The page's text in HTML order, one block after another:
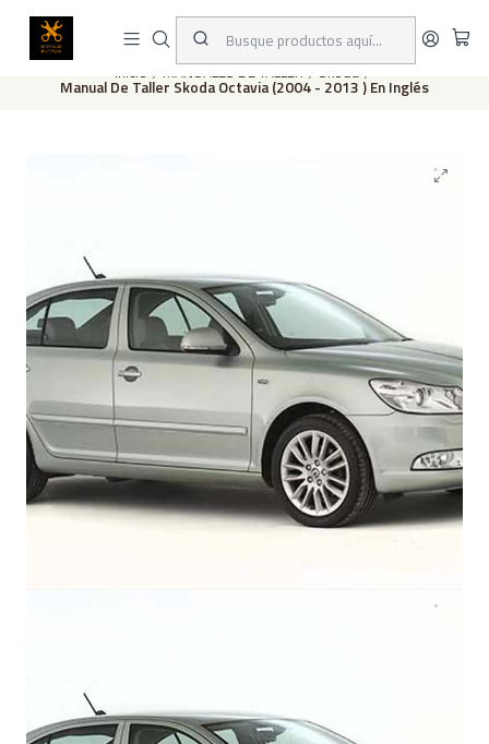
Este es el texto del slide
Inicio MANUALES DE TALLER Skoda
Manual De Taller Skoda Octavia (2004 - 2013 ) En Inglés